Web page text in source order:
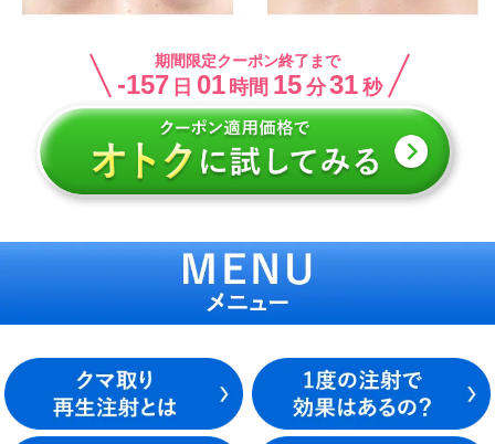
期間限定クーポン終了まで
-157 日 01 時間 15 分31 秒